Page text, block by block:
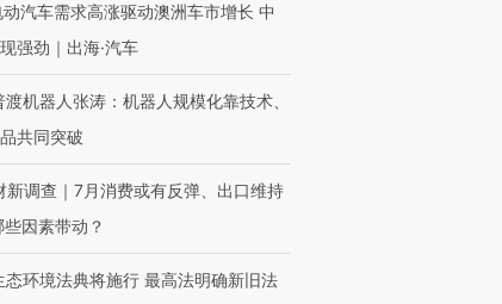
动汽车需求高涨驱动澳洲车市增长 中
强劲｜出海·汽车
渡机器人张涛：机器人规模化靠技术、
共同突破
新调查｜7月消费或有反弹、出口维持
因素带动？
态环境法典将施行 最高法明确新旧法